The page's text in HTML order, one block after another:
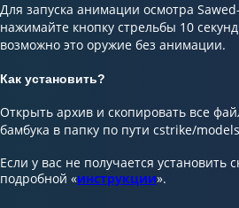
Для запуска анимации осмотра
нажимайте кнопку стрельбы 10
возможно это оружие без анимации.
Как установить?
Открыть архив и скопировать все
бамбука в папку по пути cstrike/
Если у вас не получается установить
подробной «инструкции».